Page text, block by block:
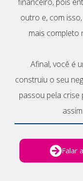
outro e, com
mais completo
Afinal, você é
construiu o seu
passou pela crise
Falar